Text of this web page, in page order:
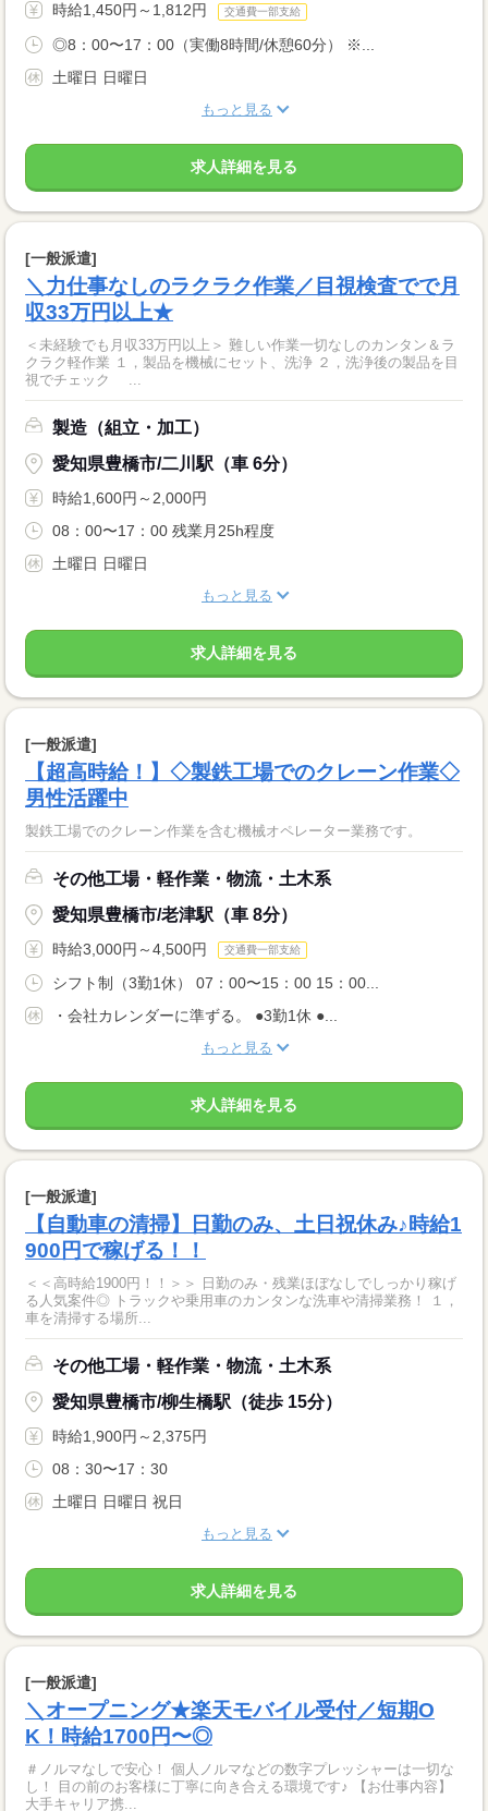
時給1,450円～1,812円 交通費一部支給
◎8：00〜17：00（実働8時間/休憩60分） ※...
土曜日 日曜日
もっと見る
求人詳細を見る
[一般派遣]
＼力仕事なしのラクラク作業／目視検査でで月
収33万円以上★
＜未経験でも月収33万円以上＞ 難しい作業一切なしのカンタン＆ラ
クラク軽作業 １，製品を機械にセット、洗浄 ２，洗浄後の製品を目
視でチェック ...
製造（組立・加工）
愛知県豊橋市/二川駅（車 6分）
時給1,600円～2,000円
08：00〜17：00 残業月25h程度
土曜日 日曜日
もっと見る
求人詳細を見る
[一般派遣]
【超高時給！】◇製鉄工場でのクレーン作業◇
男性活躍中
製鉄工場でのクレーン作業を含む機械オペレーター業務です。
その他工場・軽作業・物流・土木系
愛知県豊橋市/老津駅（車 8分）
時給3,000円～4,500円 交通費一部支給
シフト制（3勤1休） 07：00〜15：00 15：00...
・会社カレンダーに準ずる。 ●3勤1休 ●...
もっと見る
求人詳細を見る
[一般派遣]
【自動車の清掃】日勤のみ、土日祝休み♪時給1
900円で稼げる！！
＜＜高時給1900円！！＞＞ 日勤のみ・残業ほぼなしでしっかり稼げ
る人気案件◎ トラックや乗用車のカンタンな洗車や清掃業務！ １，
車を清掃する場所...
その他工場・軽作業・物流・土木系
愛知県豊橋市/柳生橋駅（徒歩 15分）
時給1,900円～2,375円
08：30〜17：30
土曜日 日曜日 祝日
もっと見る
求人詳細を見る
[一般派遣]
＼オープニング★楽天モバイル受付／短期O
K！時給1700円〜◎
＃ノルマなしで安心！ 個人ノルマなどの数字プレッシャーは一切な
し！ 目の前のお客様に丁寧に向き合える環境です♪ 【お仕事内容】
大手キャリア携...